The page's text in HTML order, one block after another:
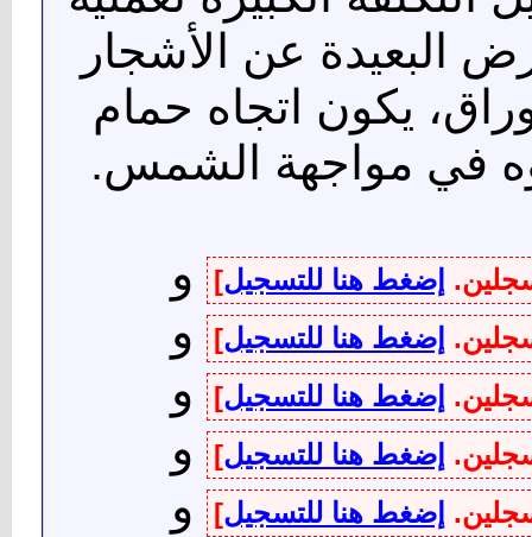
البعيدة عن الأشجار
يكون اتجاه حمام
في مواجهة الشمس.
إضغط هنا للتسجيل] و
إضغط هنا للتسجيل] و
إضغط هنا للتسجيل] و
إضغط هنا للتسجيل] و
إضغط هنا للتسجيل] و